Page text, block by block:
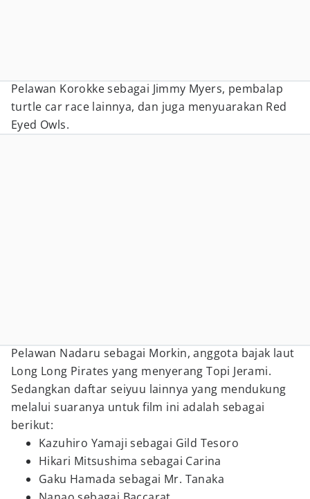
Pelawan Korokke sebagai Jimmy Myers, pembalap
turtle car race lainnya, dan juga menyuarakan Red
Eyed Owls.
Pelawan Nadaru sebagai Morkin, anggota bajak laut
Long Long Pirates yang menyerang Topi Jerami.
Sedangkan daftar seiyuu lainnya yang mendukung
melalui suaranya untuk film ini adalah sebagai
berikut:
Kazuhiro Yamaji sebagai Gild Tesoro
Hikari Mitsushima sebagai Carina
Gaku Hamada sebagai Mr. Tanaka